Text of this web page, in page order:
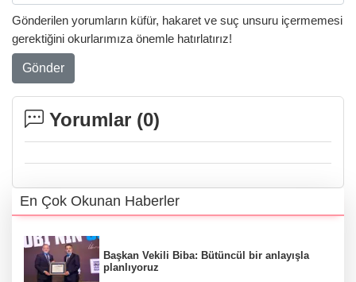
Gönderilen yorumların küfür, hakaret ve suç unsuru içermemesi
gerektiğini okurlarımıza önemle hatırlatırız!
Gönder
Yorumlar (0)
En Çok Okunan Haberler
Başkan Vekili Biba: Bütüncül bir anlayışla
planlıyoruz